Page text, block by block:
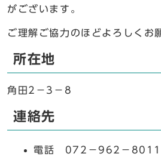
がございます。
ご理解ご協力のほどよろしくお
所在地
角田2－3－8
連絡先
電話 072－962－8011